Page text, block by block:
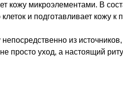
кожу микроэлементами. В
и подготавливает кожу
из
просто уход, а настоящий